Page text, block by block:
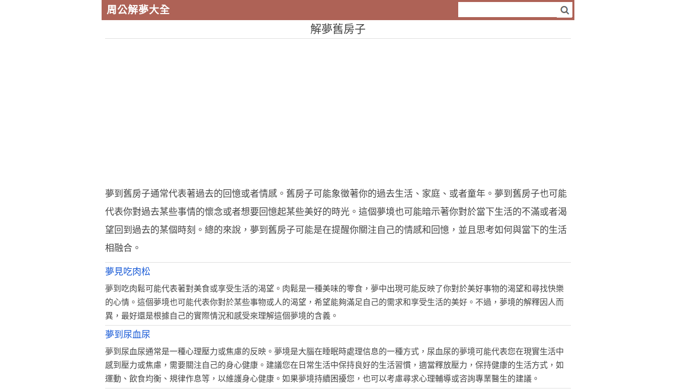
周公解夢大全
解夢舊房子
夢到舊房子通常代表著過去的回憶或者情感。舊房子可能象徵著你的過去生活、家庭、或者童年。夢到舊房子也可能
代表你對過去某些事情的懷念或者想要回憶起某些美好的時光。這個夢境也可能暗示著你對於當下生活的不滿或者渴
望回到過去的某個時刻。總的來說，夢到舊房子可能是在提醒你關注自己的情感和回憶，並且思考如何與當下的生活
相融合。
夢見吃肉松
夢到吃肉鬆可能代表著對美食或享受生活的渴望。肉鬆是一種美味的零食，夢中出現可能反映了你對於美好事物的渴望和尋找快樂
的心情。這個夢境也可能代表你對於某些事物或人的渴望，希望能夠滿足自己的需求和享受生活的美好。不過，夢境的解釋因人而
異，最好還是根據自己的實際情況和感受來理解這個夢境的含義。
夢到尿血尿
夢到尿血尿通常是一種心理壓力或焦慮的反映。夢境是大腦在睡眠時處理信息的一種方式，尿血尿的夢境可能代表您在現實生活中
感到壓力或焦慮，需要關注自己的身心健康。建議您在日常生活中保持良好的生活習慣，適當釋放壓力，保持健康的生活方式，如
運動、飲食均衡、規律作息等，以維護身心健康。如果夢境持續困擾您，也可以考慮尋求心理輔導或咨詢專業醫生的建議。